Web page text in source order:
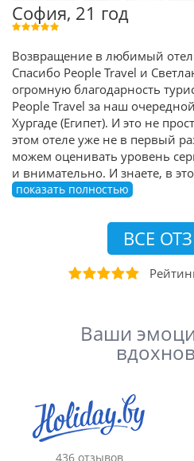
София, 21 год
Возвращение в любимый
Спасибо People Travel и
огромную благодарность
People Travel за наш
Хургаде (Египет). И это не
этом отеле уже не в первый
можем оценивать уровень
и внимательно. И знаете, в
показать полностью
ВСЕ
Ваши
436 отзывов